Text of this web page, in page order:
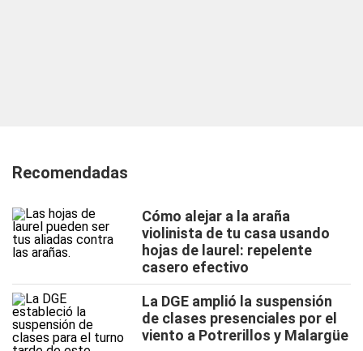
Recomendadas
Cómo alejar a la araña
violinista de tu casa usando
hojas de laurel: repelente
casero efectivo
La DGE amplió la suspensión
de clases presenciales por el
viento a Potrerillos y Malargüe